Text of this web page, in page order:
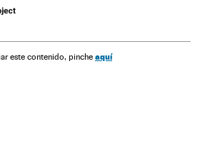
Brasil
Política Administração pública
este contenido, pinche aquí